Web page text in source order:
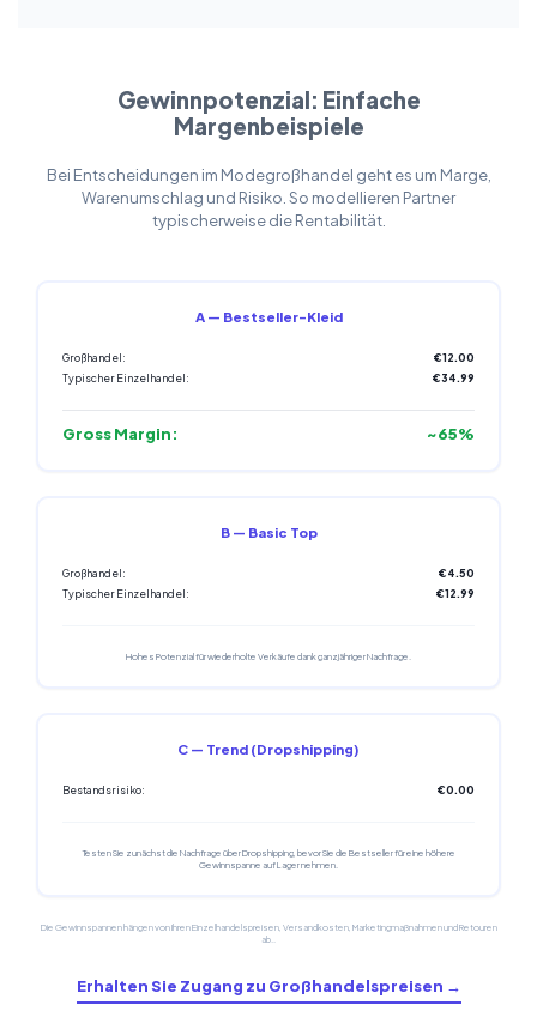
Gewinnpotenzial: Einfache
Margenbeispiele
Bei Entscheidungen im Modegroßhandel geht es um Marge,
Warenumschlag und Risiko. So modellieren Partner
typischerweise die Rentabilität.
A — Bestseller-Kleid
Großhandel:
€12.00
Typischer Einzelhandel:
€34.99
Gross Margin: ~65%
B — Basic Top
Großhandel:
€4.50
Typischer Einzelhandel:
€12.99
Hohes Potenzial für wiederholte Verkäufe dank ganzjähriger Nachfrage.
C — Trend (Dropshipping)
Bestandsrisiko: €0.00
Testen Sie zunächst die Nachfrage über Dropshipping, bevor Sie die Bestseller für eine höhere
Gewinnspanne auf Lager nehmen.
Die Gewinnspannen hängen von Ihren Einzelhandelspreisen, Versandkosten, Marketingmaßnahmen und Retouren
ab..
Erhalten Sie Zugang zu Großhandelspreisen →